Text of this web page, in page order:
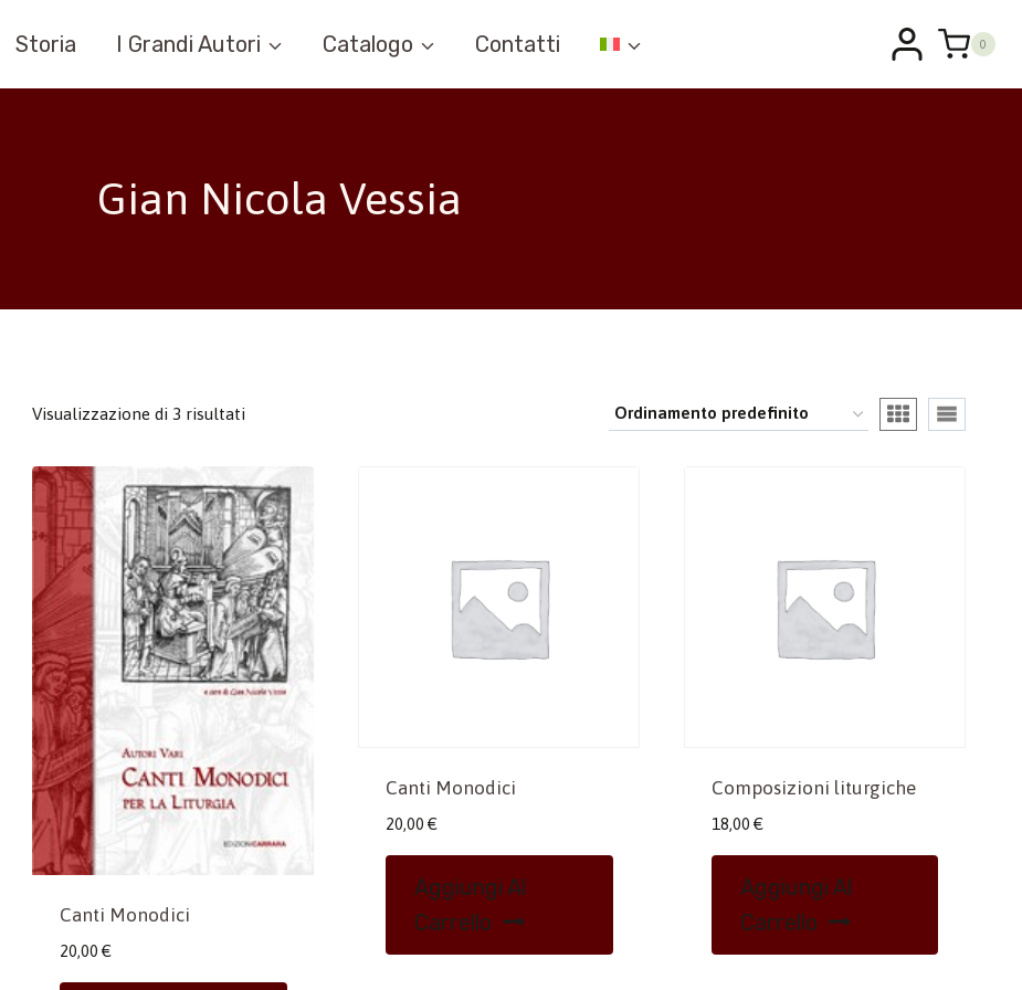
Storia I Grandi Autori Catalogo Contatti 0
Gian Nicola Vessia
Visualizzazione di 3 risultati
Canti Monodici
20,00 €
Canti Monodici
20,00 €
Aggiungi Al
Carrello
Composizioni liturgiche
18,00 €
Aggiungi Al
Carrello